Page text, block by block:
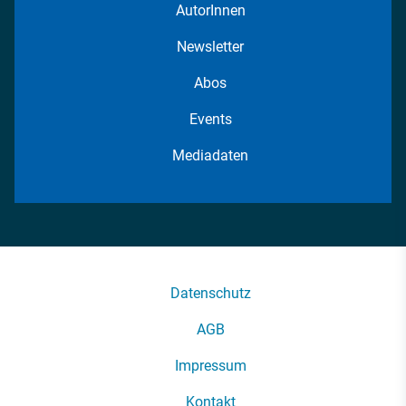
AutorInnen
Newsletter
Abos
Events
Mediadaten
Datenschutz
AGB
Impressum
Kontakt